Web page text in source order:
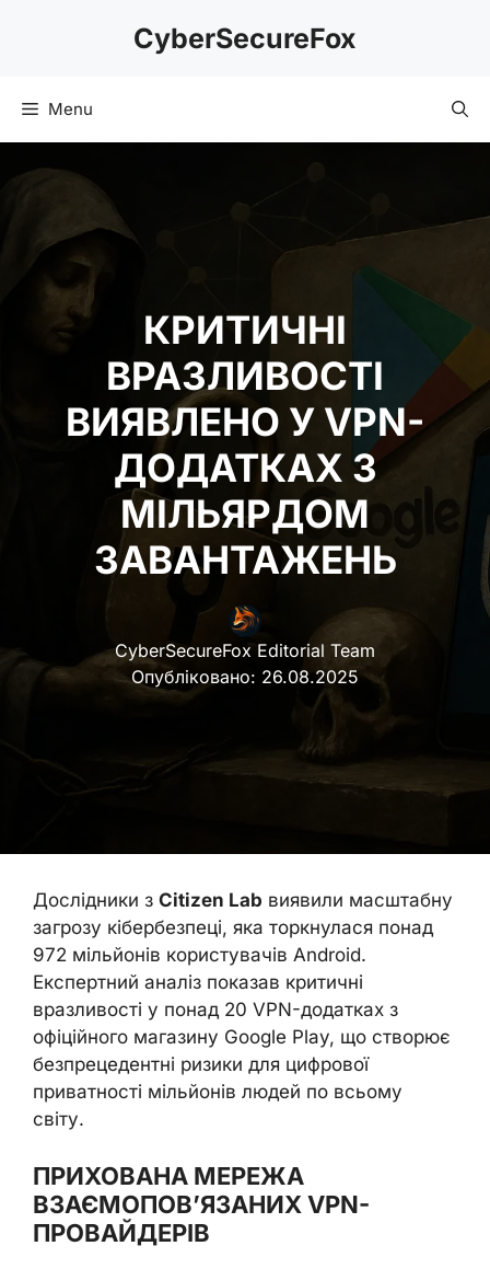
CyberSecureFox
Menu
КРИТИЧНІ
ВРАЗЛИВОСТІ
ВИЯВЛЕНО У VPN-
ДОДАТКАХ З
МІЛЬЯРДОМ
ЗАВАНТАЖЕНЬ
CyberSecureFox Editorial Team
Опубліковано: 26.08.2025
Дослідники з Citizen Lab виявили масштабну
загрозу кібербезпеці, яка торкнулася понад
972 мільйонів користувачів Android.
Експертний аналіз показав критичні
вразливості у понад 20 VPN-додатках з
офіційного магазину Google Play, що створює
безпрецедентні ризики для цифрової
приватності мільйонів людей по всьому
світу.
ПРИХОВАНА МЕРЕЖА
ВЗАЄМОПОВ’ЯЗАНИХ VPN-
ПРОВАЙДЕРІВ